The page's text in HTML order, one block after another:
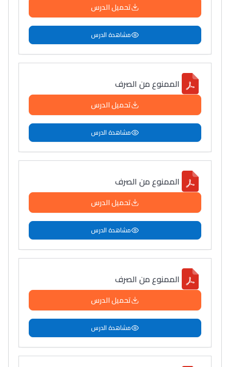
تحميل الدرس
مشاهدة الدرس
الممنوع من الصرف
تحميل الدرس
مشاهدة الدرس
الممنوع من الصرف
تحميل الدرس
مشاهدة الدرس
الممنوع من الصرف
تحميل الدرس
مشاهدة الدرس